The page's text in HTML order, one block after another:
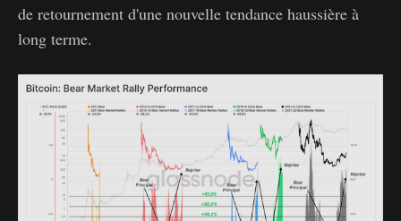
de retournement d'une nouvelle tendance haussière à
long terme.